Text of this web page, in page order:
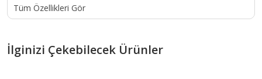
Tüm Özellikleri Gör
İlginizi Çekebilecek Ürünler